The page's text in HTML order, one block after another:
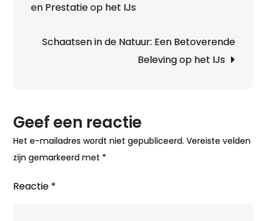
en Prestatie op het IJs
Schaatsen in de Natuur: Een Betoverende
Beleving op het IJs
Geef een reactie
Het e-mailadres wordt niet gepubliceerd. Vereiste velden
zijn gemarkeerd met *
Reactie *